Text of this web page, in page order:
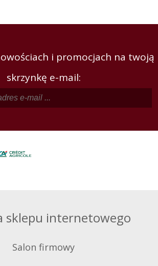
i promocjach na twoją
skrzynkę e-mail:
sklepu internetowego
Salon firmowy